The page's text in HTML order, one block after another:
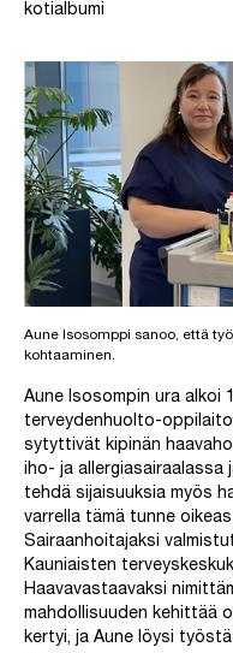
kotialbumi
Aune Isosomppi sanoo, että
kohtaaminen.
Aune Isosompin ura alkoi
terveydenhuolto-
sytyttivät kipinän
iho- ja allergiasairaalassa
tehdä sijaisuuksia myös
varrella tämä tunne
Sairaanhoitajaksi
Kauniaisten
Haavavastaavaksi
mahdollisuuden kehittää
kertyi, ja Aune löysi